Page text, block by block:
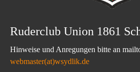
Ruderclub Union 1861
Hinweise und Anregungen bitte an
webmaster(at)wsydlik.de